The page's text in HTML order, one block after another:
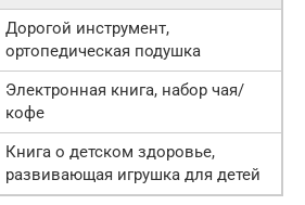
Дорогой инструмент,
ортопедическая подушка
Электронная книга, набор чая/
кофе
Книга о детском здоровье,
развивающая игрушка для детей